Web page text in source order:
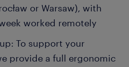
or Warsaw), with
worked remotely
To support your
provide a full ergonomic